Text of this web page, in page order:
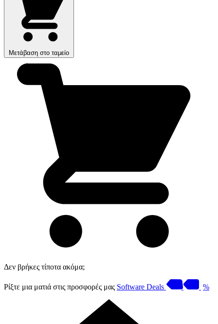
Μετάβαση στο ταμείο
Δεν βρήκες τίποτα ακόμα;
Ρίξτε μια ματιά στις προσφορές μας Software Deals %